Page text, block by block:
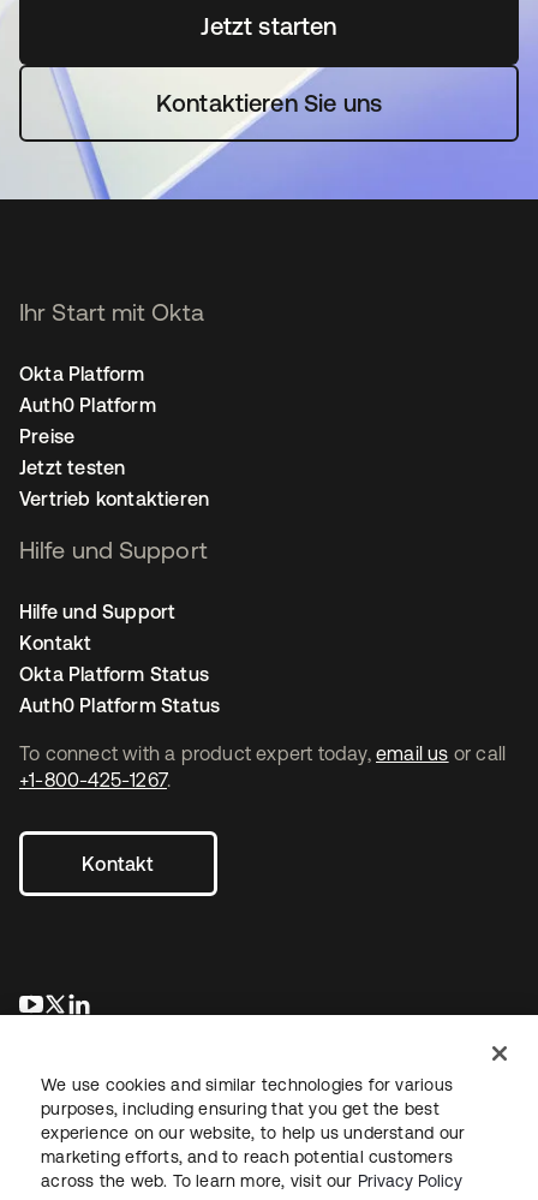
Jetzt startenwird in einer neuen
Kontaktieren Sie uns
To connect with a product expert today, email us or call
+1-800-425-1267.
Kontakt
wird in einer neuen Registerkarte geöffnet
wird in einer neuen Registerkarte geöffnet
Ihr Start mit Okta
Okta Platform
Auth0 Platform
Preise
Jetzt testen
Vertrieb kontaktieren
Hilfe und Support
Hilfe und Support
Kontakt
Okta Platform Status
Auth0 Platform Status
RechtDatenschutzrichtlinieNutzungsbedingungenSicherheit
We use cookies and similar technologies for various
purposes, including ensuring that you get the best
experience on our website, to help us understand our
marketing efforts, and to reach potential customers
across the web. To learn more, visit our Privacy Policy